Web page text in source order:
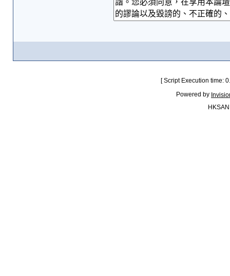
[ Script Execution time:
Powered by